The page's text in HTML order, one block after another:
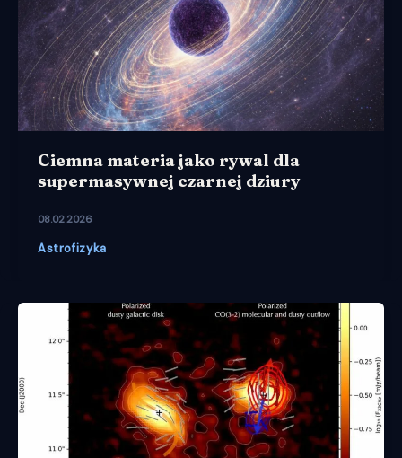
Ciemna materia jako rywal dla
supermasywnej czarnej dziury
08.02.2026
Astrofizyka